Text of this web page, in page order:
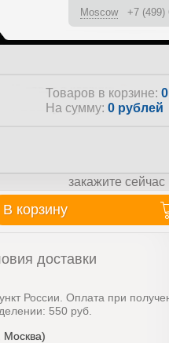
Moscow +7 (499)
Товаров в корзине:
На сумму: 0 рублей
закажите сейчас
В корзину
доставки
России. Оплата при
550 руб.
Москва)